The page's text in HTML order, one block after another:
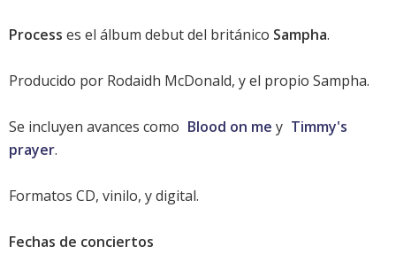
Process es el álbum debut del británico Sampha.
Producido por Rodaidh McDonald, y el propio Sampha.
Se incluyen avances como Blood on me y Timmy's
prayer.
Formatos CD, vinilo, y digital.
Fechas de conciertos